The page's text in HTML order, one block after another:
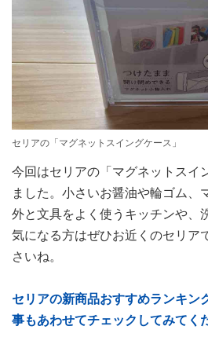
セリアの「マグネットスイングケース」
今回はセリアの「マグネットスイ
ました。小さいお醤油や輪ゴム、
外と文具をよく使うキッチンや、
気になる方はぜひお近くのセリア
さいね。
セリアの新商品おすすめランキン
事もあわせてチェックしてみてく